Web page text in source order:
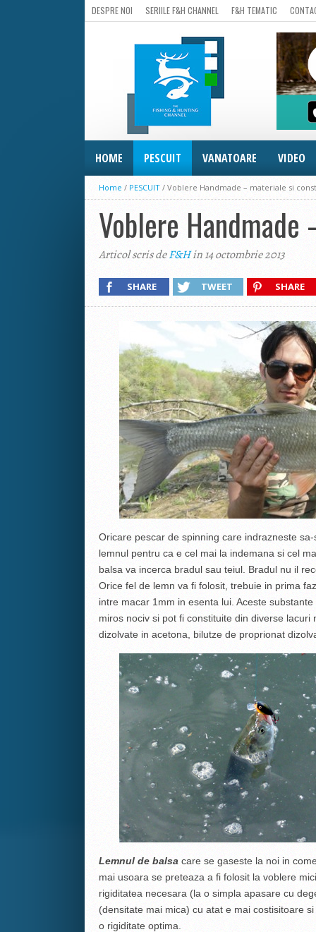
DESPRE NOI SERIILE F&H CHANNEL F&H TEMATIC
HOME PESCUIT VANATOARE VIDEO
Home / PESCUIT / Voblere Handmade – materiale si
Voblere
Articol scris deF&Hin 14 octombrie 2013
SHARE TWEET SHARE
Oricare pescar de spinning care indrazneste
lemnul pentru ca e cel mai la indemana si cel
balsa va incerca bradul sau teiul. Bradul nu il
Orice fel de lemn va fi folosit, trebuie in prima
intre macar 1mm in esenta lui. Aceste
miros nociv si pot fi constituite din diverse
dizolvate in acetona, bilutze de proprionat
Lemnul de balsa care se gaseste la noi in
mai usoara se preteaza a fi folosit la voblere
rigiditatea necesara (la o simpla apasare cu
(densitate mai mica) cu atat e mai costisitoare
o rigiditate optima.